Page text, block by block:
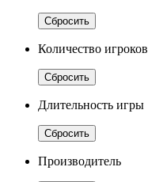
Сбросить
Количество игроков
Сбросить
Длительность игры
Сбросить
Производитель